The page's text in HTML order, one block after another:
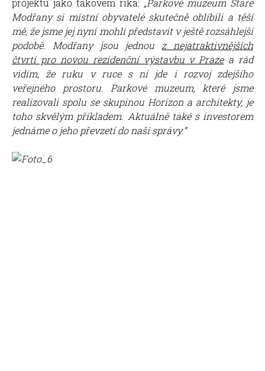
Modřany si místní obyvatelé skutečně oblíbili a těší
mě, že jsme jej nyní mohli představit v ještě rozsáhlejší
podobě. Modřany jsou jednou z nejatraktivnějších
čtvrtí pro novou rezidenční výstavbu v Prazea rád
vidím, že ruku v ruce s ní jde i rozvoj zdejšího
veřejného prostoru. Parkové muzeum, které jsme
realizovali spolu se skupinou Horizon a architekty, je
toho skvělým příkladem. Aktuálně také s investorem
jednáme o jeho převzetí do naší správy.“